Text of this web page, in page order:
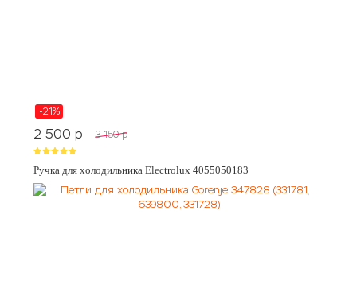
-21%
2 500 p 3 150 p
Ручка для холодильника Electrolux 4055050183